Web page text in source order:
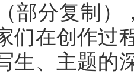
部分复制）
们在创作过
生、主题的